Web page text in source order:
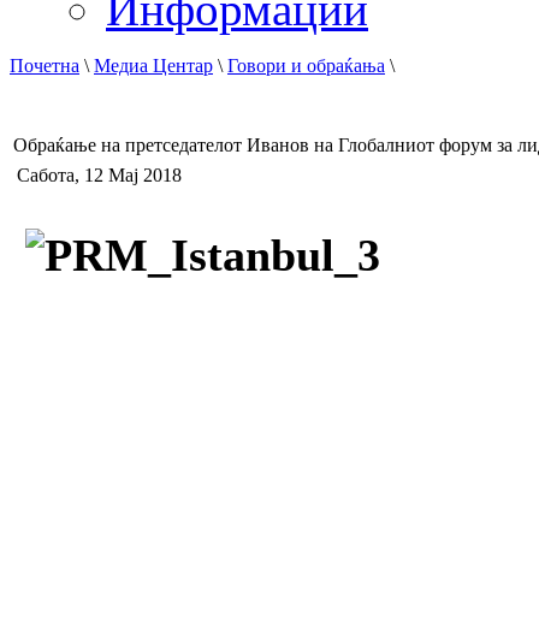
Почетна \Медиа Центар \Говори и обраќања \
Обраќање на претседателот Иванов на Глобалниот форум за
Сабота, 12 Мај 2018